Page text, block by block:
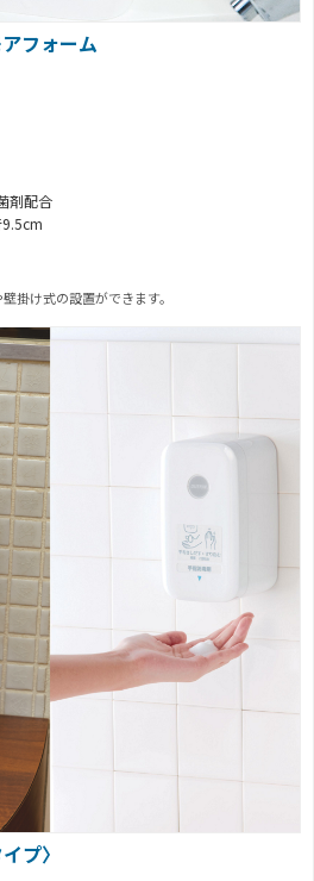
フォーム
剤配合
掛け式の設置ができます。
プ〉